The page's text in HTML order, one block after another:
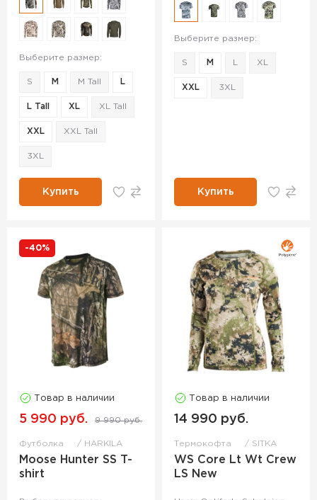
Выберите размер:
S M M Tall L
L Tall XL XL Tall
XXL XXL Tall
3XL
Купить
Выберите размер:
S M XL
XXL 3XL
Купить
-40%
Товар в наличии
5 990 руб. 9 990 руб.
Футболка HARKILA
Moose Hunter SS T-
shirt
Товар в наличии
14 990 руб.
Термокофта SITKA
WS Core Lt Wt Crew
LS New